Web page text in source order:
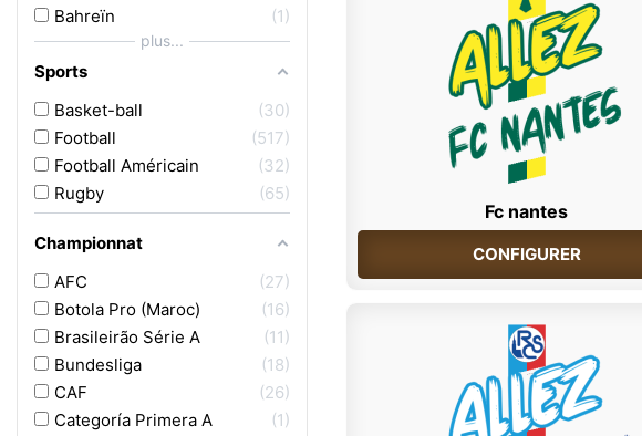
Bahreïn
1
plus...
Sports
Basket-ball
30
Football
517
Football Américain
32
Rugby
65
Championnat
AFC
27
Botola Pro (Maroc)
16
Brasileirão Série A
11
Bundesliga
18
CAF
26
Categoría Primera A
1
Fc nantes
CONFIGURER